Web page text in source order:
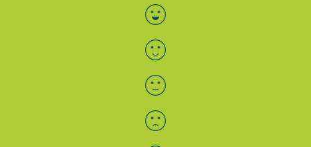
Bewertung auswählen